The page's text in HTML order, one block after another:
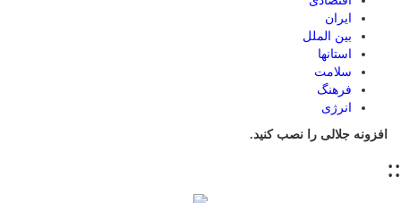
ایران
بین الملل
استانها
سلامت
فرهنگ
انرژی
افزونه جلالی را نصب کنید.
::